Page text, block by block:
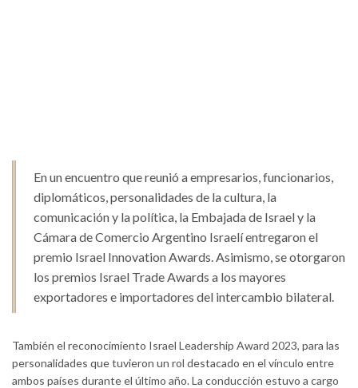
En un encuentro que reunió a empresarios, funcionarios,
diplomáticos, personalidades de la cultura, la
comunicación y la política, la Embajada de Israel y la
Cámara de Comercio Argentino Israelí entregaron el
premio Israel Innovation Awards. Asimismo, se otorgaron
los premios Israel Trade Awards a los mayores
exportadores e importadores del intercambio bilateral.
También el reconocimiento Israel Leadership Award 2023, para las
personalidades que tuvieron un rol destacado en el vínculo entre
ambos países durante el último año. La conducción estuvo a cargo